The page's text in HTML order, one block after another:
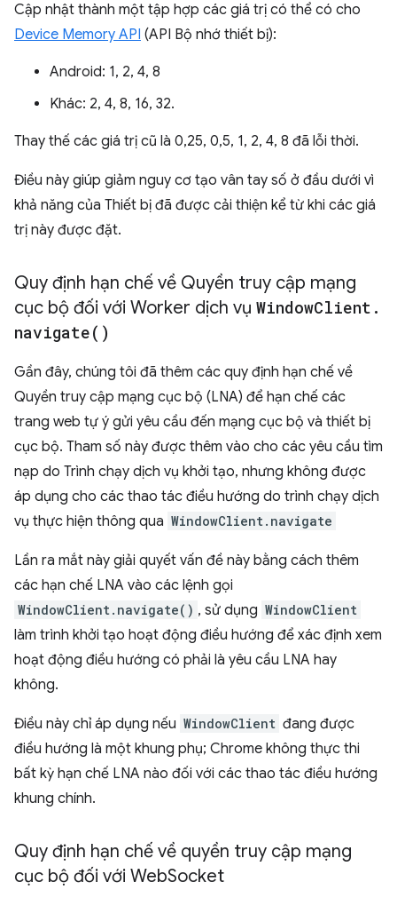
Cập nhật thành một tập hợp các giá trị có thể có cho
Device Memory API (API Bộ nhớ thiết bị):
Android: 1, 2, 4, 8
Khác: 2, 4, 8, 16, 32.
Thay thế các giá trị cũ là 0,25, 0,5, 1, 2, 4, 8 đã lỗi thời.
Điều này giúp giảm nguy cơ tạo vân tay số ở đầu dưới vì
khả năng của Thiết bị đã được cải thiện kể từ khi các giá
trị này được đặt.
Quy định hạn chế về Quyền truy cập mạng
cục bộ đối với Worker dịch vụ WindowClient .
navigate( )
Gần đây, chúng tôi đã thêm các quy định hạn chế về
Quyền truy cập mạng cục bộ (LNA) để hạn chế các
trang web tự ý gửi yêu cầu đến mạng cục bộ và thiết bị
cục bộ. Tham số này được thêm vào cho các yêu cầu tìm
nạp do Trình chạy dịch vụ khởi tạo, nhưng không được
áp dụng cho các thao tác điều hướng do trình chạy dịch
vụ thực hiện thông qua WindowClient.navigate
Lần ra mắt này giải quyết vấn đề này bằng cách thêm
các hạn chế LNA vào các lệnh gọi
WindowClient.navigate() , sử dụng WindowClient
làm trình khởi tạo hoạt động điều hướng để xác định xem
hoạt động điều hướng có phải là yêu cầu LNA hay
không.
Điều này chỉ áp dụng nếu WindowClient đang được
điều hướng là một khung phụ; Chrome không thực thi
bất kỳ hạn chế LNA nào đối với các thao tác điều hướng
khung chính.
Quy định hạn chế về quyền truy cập mạng
cục bộ đối với WebSocket